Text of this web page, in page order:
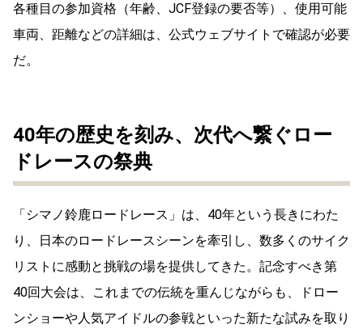
各種目の参加資格（年齢、JCF登録の要否等）、使用可能
車両、距離などの詳細は、公式ウェブサイトで確認が必要
だ。
40年の歴史を刻み、次代へ繋ぐロー
ドレースの祭典
「シマノ鈴鹿ロードレース」は、40年という長きにわた
り、日本のロードレースシーンを牽引し、数多くのサイク
リストに感動と挑戦の場を提供してきた。記念すべき第
40回大会は、これまでの伝統を重んじながらも、ドロー
ンショーや人気アイドルの参戦といった新たな試みを取り